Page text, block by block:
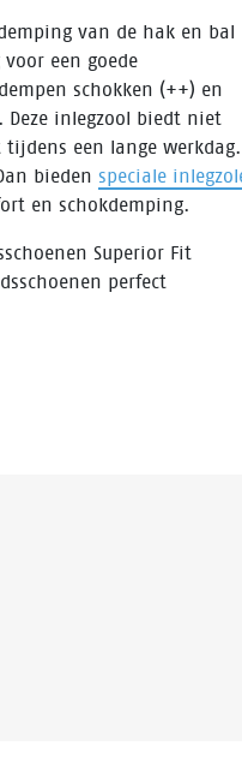
van de hak en bal
een goede
schokken (++) en
inlegzool biedt niet
een lange werkdag.
bieden speciale
en schokdemping.
Superior Fit
perfect